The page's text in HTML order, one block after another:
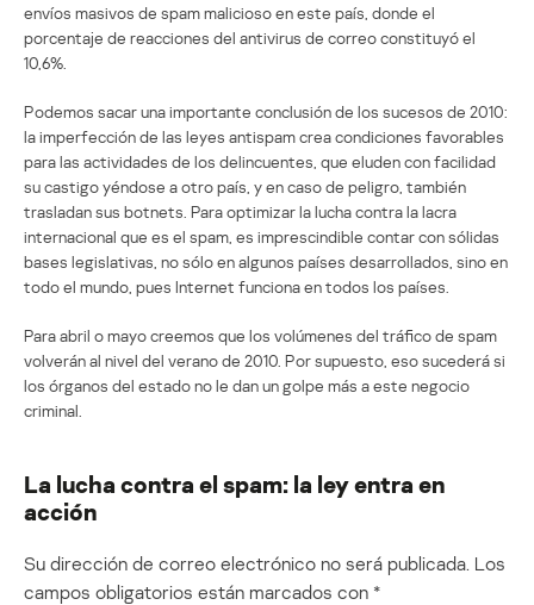
envíos masivos de spam malicioso en este país, donde el
porcentaje de reacciones del antivirus de correo constituyó el
10,6%.
Podemos sacar una importante conclusión de los sucesos de 2010:
la imperfección de las leyes antispam crea condiciones favorables
para las actividades de los delincuentes, que eluden con facilidad
su castigo yéndose a otro país, y en caso de peligro, también
trasladan sus botnets. Para optimizar la lucha contra la lacra
internacional que es el spam, es imprescindible contar con sólidas
bases legislativas, no sólo en algunos países desarrollados, sino en
todo el mundo, pues Internet funciona en todos los países.
Para abril o mayo creemos que los volúmenes del tráfico de spam
volverán al nivel del verano de 2010. Por supuesto, eso sucederá si
los órganos del estado no le dan un golpe más a este negocio
criminal.
La lucha contra el spam: la ley entra en
acción
Su dirección de correo electrónico no será publicada. Los
campos obligatorios están marcados con *